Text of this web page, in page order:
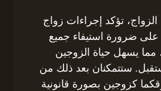
تؤكد إجراءات زواج
على ضرورة استيفاء جميع
مما يسهل حياة الزوجين
ستتمكنان بعد ذلك من
كزوجين بصورة قانونية